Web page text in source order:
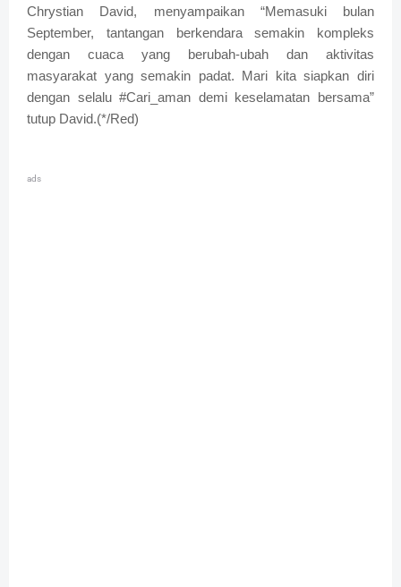
Chrystian David, menyampaikan “Memasuki bulan
September, tantangan berkendara semakin kompleks
dengan cuaca yang berubah-ubah dan aktivitas
masyarakat yang semakin padat. Mari kita siapkan diri
dengan selalu #Cari_aman demi keselamatan bersama”
tutup David.(*/Red)
ads